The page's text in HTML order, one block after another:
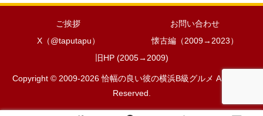
ご挨拶
お問い合わせ
X（@taputapu）
懐古編（2009→2023）
旧HP (2005→2009)
Copyright © 2009-2026 恰幅の良い彼の横浜B級グルメ All Rights
Reserved.